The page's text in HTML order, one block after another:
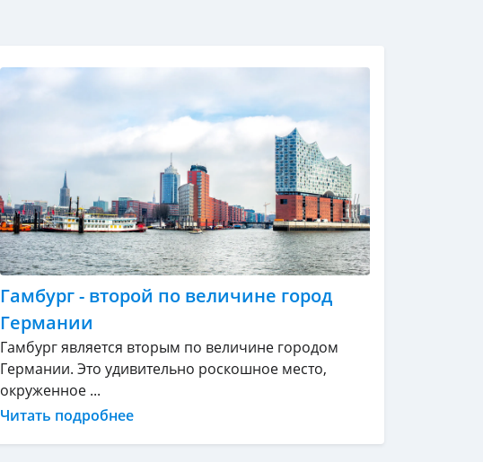
Гамбург - второй по величине город
Германии
Гамбург является вторым по величине городом
Германии. Это удивительно роскошное место,
окруженное ...
Читать подробнее